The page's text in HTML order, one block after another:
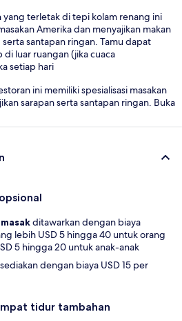
yang terletak di tepi kolam renang ini
Amerika dan menyajikan makan
santapan ringan. Tamu dapat
luar ruangan (jika cuaca
setiap hari
ini memiliki spesialisasi masakan
sarapan serta santapan ringan. Buka
ditawarkan dengan biaya
lebih USD 5 hingga 40 untuk orang
5 hingga 20 untuk anak-anak
dengan biaya USD 15 per
tidur tambahan